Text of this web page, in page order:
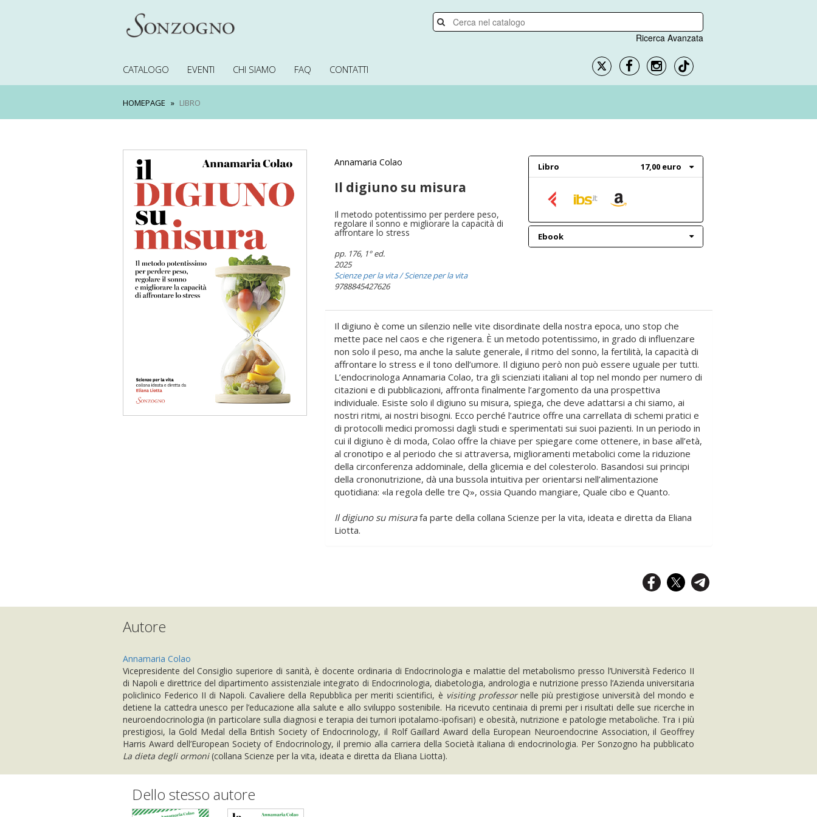
Ricerca Avanzata
CATALOGO EVENTI CHI SIAMO FAQ CONTATTI
HOMEPAGE LIBRO
Annamaria Colao
Il digiuno su misura
Il metodo potentissimo per perdere peso,
regolare il sonno e migliorare la capacità di
affrontare lo stress
pp. 176, 1° ed.
2025
Scienze per la vita/ Scienze per la vita
9788845427626
Libro 17,00 euro
Ebook
Il digiuno è come un silenzio nelle vite disordinate della nostra epoca, uno stop che
mette pace nel caos e che rigenera. È un metodo potentissimo, in grado di influenzare
non solo il peso, ma anche la salute generale, il ritmo del sonno, la fertilità, la capacità di
affrontare lo stress e il tono dell’umore. Il digiuno però non può essere uguale per tutti.
L’endocrinologa Annamaria Colao, tra gli scienziati italiani al top nel mondo per numero di
citazioni e di pubblicazioni, affronta finalmente l’argomento da una prospettiva
individuale. Esiste solo il digiuno su misura, spiega, che deve adattarsi a chi siamo, ai
nostri ritmi, ai nostri bisogni. Ecco perché l’autrice offre una carrellata di schemi pratici e
di protocolli medici promossi dagli studi e sperimentati sui suoi pazienti. In un periodo in
cui il digiuno è di moda, Colao offre la chiave per spiegare come ottenere, in base all’età,
al cronotipo e al periodo che si attraversa, miglioramenti metabolici come la riduzione
della circonferenza addominale, della glicemia e del colesterolo. Basandosi sui principi
della crononutrizione, dà una bussola intuitiva per orientarsi nell’alimentazione
quotidiana: «la regola delle tre Q», ossia Quando mangiare, Quale cibo e Quanto.
Il digiuno su misurafa parte della collana Scienze per la vita, ideata e diretta da Eliana
Liotta.
Autore
Annamaria Colao
Vicepresidente del Consiglio superiore di sanità, è docente ordinaria di Endocrinologia e malattie del metabolismo presso l’Università Federico II
di Napoli e direttrice del dipartimento assistenziale integrato di Endocrinologia, diabetologia, andrologia e nutrizione presso l’Azienda universitaria
policlinico Federico II di Napoli. Cavaliere della Repubblica per meriti scientifici, è visiting professornelle più prestigiose università del mondo e
detiene la cattedra unesco per l’educazione alla salute e allo sviluppo sostenibile. Ha ricevuto centinaia di premi per i risultati delle sue ricerche in
neuroendocrinologia (in particolare sulla diagnosi e terapia dei tumori ipotalamo-ipofisari) e obesità, nutrizione e patologie metaboliche. Tra i più
prestigiosi, la Gold Medal della British Society of Endocrinology, il Rolf Gaillard Award della European Neuroendocrine Association, il Geoffrey
Harris Award dell’European Society of Endocrinology, il premio alla carriera della Società italiana di endocrinologia. Per Sonzogno ha pubblicato
La dieta degli ormoni(collana Scienze per la vita, ideata e diretta da Eliana Liotta).
Dello stesso autore